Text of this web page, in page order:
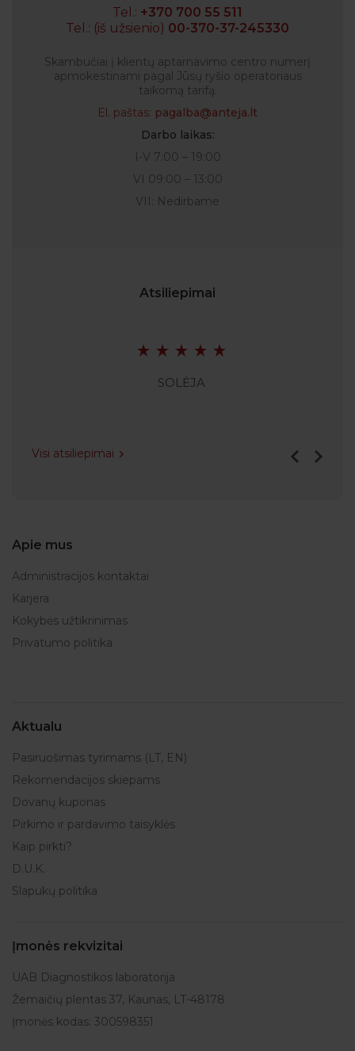
Tel.: +370 700 55 511
Tel.: (iš užsienio) 00-370-37-245330
Skambučiai į klientų aptarnavimo centro numerį
apmokestinami pagal Jūsų ryšio operatoriaus
taikomą tarifą.
El. paštas: pagalba@anteja.lt
Darbo laikas:
I-V 7:00 – 19:00
VI 09:00 – 13:00
VII: Nedirbame
Atsiliepimai
SOLĖJA
Visi atsiliepimai
Apie mus
Administracijos kontaktai
Karjera
Kokybės užtikrinimas
Privatumo politika
Aktualu
Pasiruošimas tyrimams (LT, EN)
Rekomendacijos skiepams
Dovanų kuponas
Pirkimo ir pardavimo taisyklės
Kaip pirkti?
D.U.K.
Slapukų politika
Įmonės rekvizitai
UAB Diagnostikos laboratorija
Žemaičių plentas 37, Kaunas, LT-48178
Įmonės kodas: 300598351